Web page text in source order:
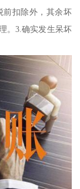
前扣除外，其余坏
。3.确实发生呆坏